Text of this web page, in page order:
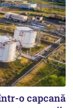
o capcană